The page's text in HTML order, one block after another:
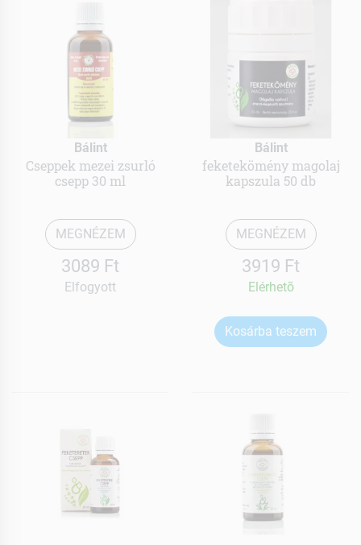
Bálint
Cseppek mezei zsurló
csepp 30 ml
MEGNÉZEM
3089 Ft
Elfogyott
Bálint
feketekömény magolaj
kapszula 50 db
MEGNÉZEM
3919 Ft
Elérhetõ
Kosárba teszem